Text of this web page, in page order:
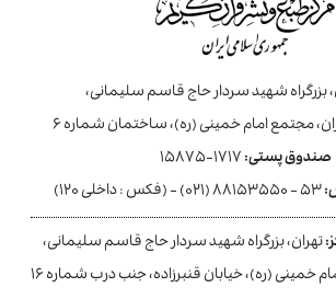
بزرگراه شهید سردار حاج قاسم سلیمانی،
مجتمع امام خمینی (ره)، ساختمان شماره ۶
صندوق پستی:۱۷۱۷-۱۵۸۷۵
۵۳ - ۸۸۱۵۳۵۵۰ (۰۲۱) - (فکس : داخلی ۱۲۰)
تهران، بزرگراه شهید سردار حاج قاسم سلیمانی،
(ره)، خیابان قنبرزاده، جنب درب شماره ۱۶